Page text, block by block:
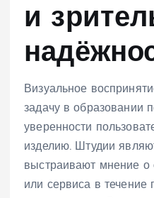
и
Визуальное
задачу в образовании
уверенности
изделию. Штудии
выстраивают мнение о
или сервиса в течение